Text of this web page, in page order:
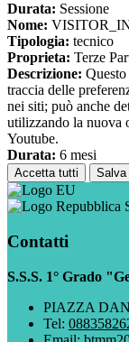
Durata: Sessione
Nome:
Tipologia: tecnico
Proprieta: Terze
Descrizione:
traccia delle
nei siti; può anche
utilizzando la nuova
Youtube.
Durata: 6 mesi
Accetta tutti Salva
Contatti
S.S.S. 1° Grado
PIAZZA
Tel: